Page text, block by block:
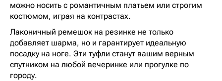
можно носить с романтичным платьем или строгим
костюмом, играя на контрастах.
Лаконичный ремешок на резинке не только
добавляет шарма, но и гарантирует идеальную
посадку на ноге. Эти туфли станут вашим верным
спутником на любой вечеринке или прогулке по
городу.